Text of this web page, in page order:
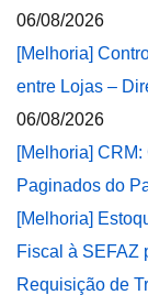
06/08/2026
[Melhoria]
entre Lojas –
06/08/2026
[Melhoria]
Paginados do
[Melhoria]
Fiscal à SEFAZ
Requisição de